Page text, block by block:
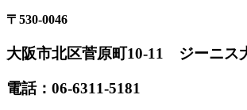
〒530-0046
大阪市北区菅原町10-11 ジーニス
電話：06-6311-5181